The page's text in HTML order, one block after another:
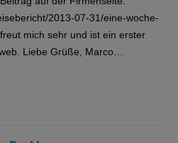
2013-07-31/eine-woche-
mich sehr und ist ein erster
Liebe Grüße, Marco…